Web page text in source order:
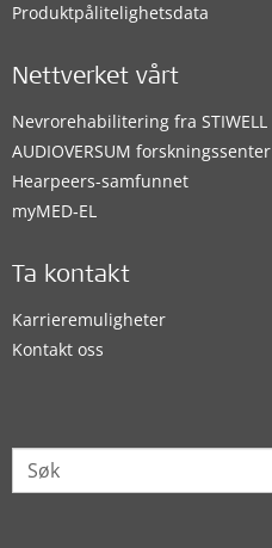
Produktpålitelighetsdata
Nettverket vårt
Nevrorehabilitering fra STIWELL
AUDIOVERSUM forskningssenter
Hearpeers-samfunnet
myMED‑EL
Ta kontakt
Karrieremuligheter
Kontakt oss